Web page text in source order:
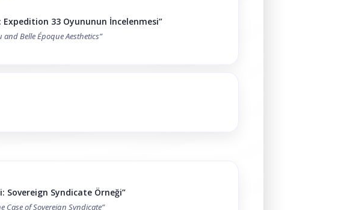
33 Oyununun İncelenmesi”
Belle Époque Aesthetics”
Sovereign Syndicate Örneği”
Case of Sovereign Syndicate”